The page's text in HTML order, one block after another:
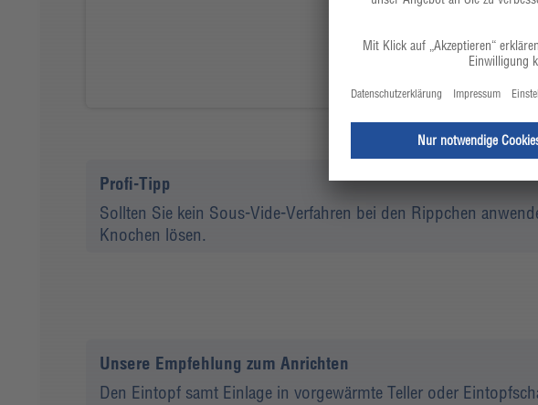
Profi-Tipp
Sollten Sie kein Sous-Vide-Verfahren bei den Rippchen
Knochen lösen.
Unsere Empfehlung zum Anrichten
Den Eintopf samt Einlage in vorgewärmte Teller oder